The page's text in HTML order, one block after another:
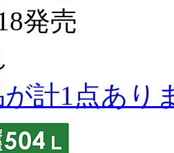
発売
計1点あり